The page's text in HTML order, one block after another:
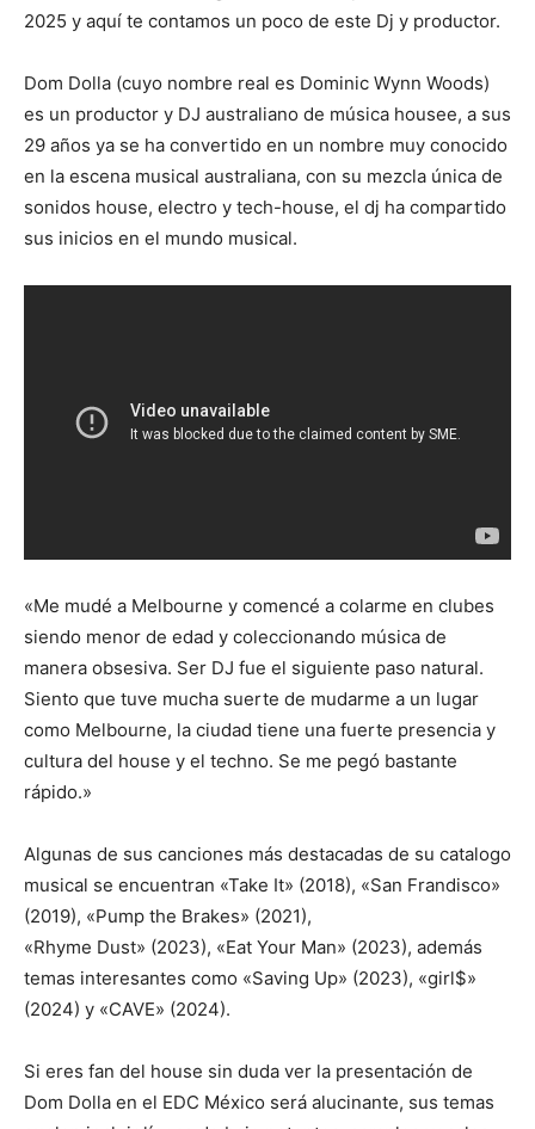
2025 y aquí te contamos un poco de este Dj y productor.
Dom Dolla (cuyo nombre real es Dominic Wynn Woods)
es un productor y DJ australiano de música housee, a sus
29 años ya se ha convertido en un nombre muy conocido
en la escena musical australiana, con su mezcla única de
sonidos house, electro y tech-house, el dj ha compartido
sus inicios en el mundo musical.
«Me mudé a Melbourne y comencé a colarme en clubes
siendo menor de edad y coleccionando música de
manera obsesiva. Ser DJ fue el siguiente paso natural.
Siento que tuve mucha suerte de mudarme a un lugar
como Melbourne, la ciudad tiene una fuerte presencia y
cultura del house y el techno. Se me pegó bastante
rápido.»
Algunas de sus canciones más destacadas de su catalogo
musical se encuentran «Take It» (2018), «San Frandisco»
(2019), «Pump the Brakes» (2021),
«Rhyme Dust» (2023), «Eat Your Man» (2023), además
temas interesantes como «Saving Up» (2023), «girl$»
(2024) y «CAVE» (2024).
Si eres fan del house sin duda ver la presentación de
Dom Dolla en el EDC México será alucinante, sus temas